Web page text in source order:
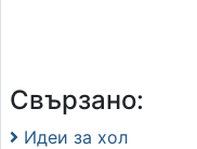
Свързано:
Идеи за хол